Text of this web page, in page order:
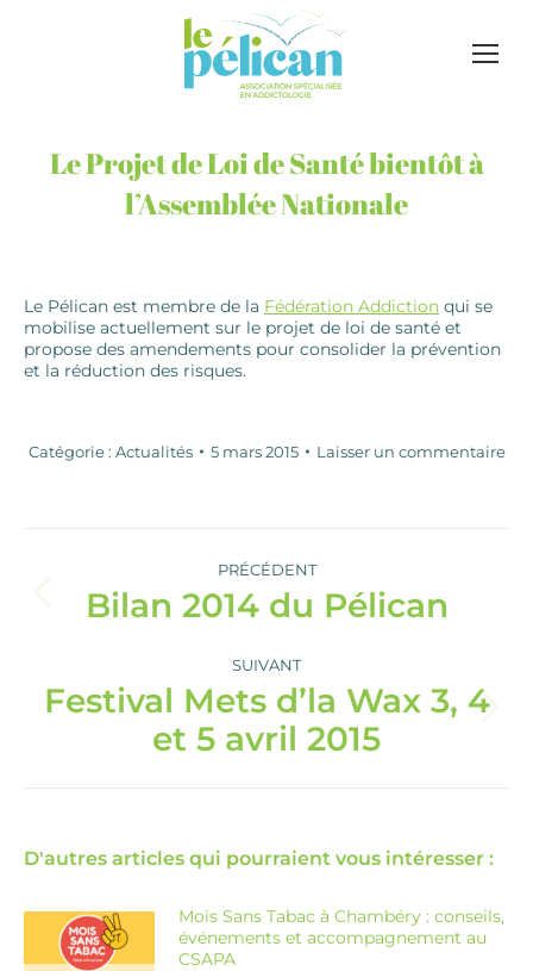
Le Projet de Loi de Santé bientôt à
l’Assemblée Nationale
Le Pélican est membre de la Fédération Addiction qui se
mobilise actuellement sur le projet de loi de santé et
propose des amendements pour consolider la prévention
et la réduction des risques.
Catégorie : Actualités 5 mars 2015 Laisser un commentaire
PRÉCÉDENT
Article
précédent
Bilan 2014 du Pélican
SUIVANT
Article
suivant
:
Festival Mets d’la Wax 3, 4
et 5 avril 2015
D'autres articles qui pourraient vous intéresser :
Mois Sans Tabac à Chambéry : conseils,
événements et accompagnement au
CSAPA